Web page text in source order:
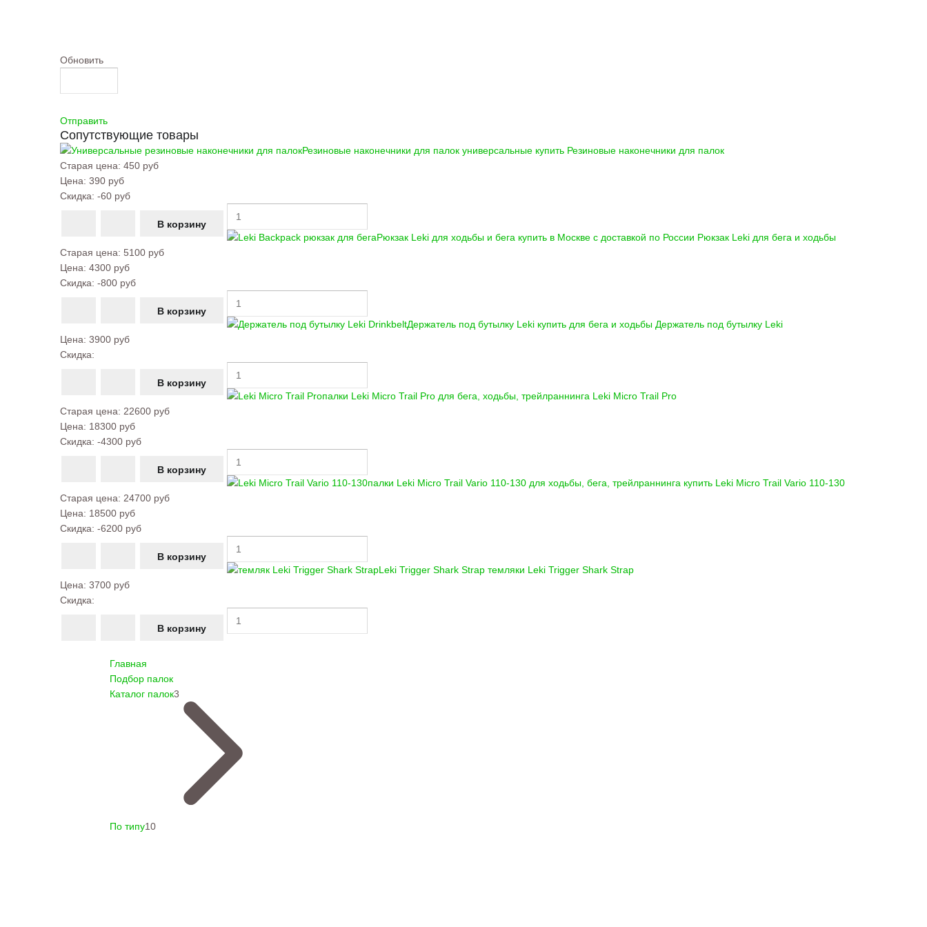
Обновить
Отправить
Сопутствующие товары
Резиновые наконечники для палок универсальные купить Резиновые наконечники для палок
Старая цена: 450 руб
Цена: 390 руб
Скидка: -60 руб
Рюкзак Leki для ходьбы и бега купить в Москве с доставкой по России Рюкзак Leki для бега и ходьбы
Старая цена: 5100 руб
Цена: 4300 руб
Скидка: -800 руб
Держатель под бутылку Leki купить для бега и ходьбы Держатель под бутылку Leki
Цена: 3900 руб
Скидка:
палки Leki Micro Trail Pro для бега, ходьбы, трейлраннинга Leki Micro Trail Pro
Старая цена: 22600 руб
Цена: 18300 руб
Скидка: -4300 руб
палки Leki Micro Trail Vario 110-130 для ходьбы, бега, трейлраннинга купить Leki Micro Trail Vario 110-130
Старая цена: 24700 руб
Цена: 18500 руб
Скидка: -6200 руб
Leki Trigger Shark Strap темляки Leki Trigger Shark Strap
Цена: 3700 руб
Скидка:
Главная
Подбор палок
Каталог палок3
По типу10